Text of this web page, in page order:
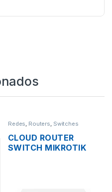
Redes, Routers, Switches
CLOUD ROUTER
SWITCH MIKROTIK